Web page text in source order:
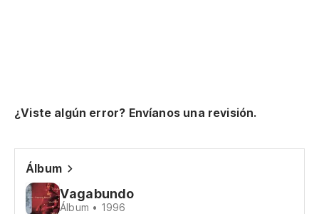
¿Viste algún error? Envíanos una revisión.
Álbum
Vagabundo
Álbum • 1996